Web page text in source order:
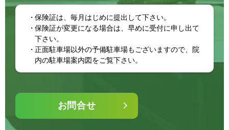
保険証は、毎月はじめに提出して下さい。
保険証が変更になる場合は、早めに受付に申し出て
下さい。
正面駐車場以外の予備駐車場もございますので、院
内の駐車場案内図をご覧下さい。
お問合せ